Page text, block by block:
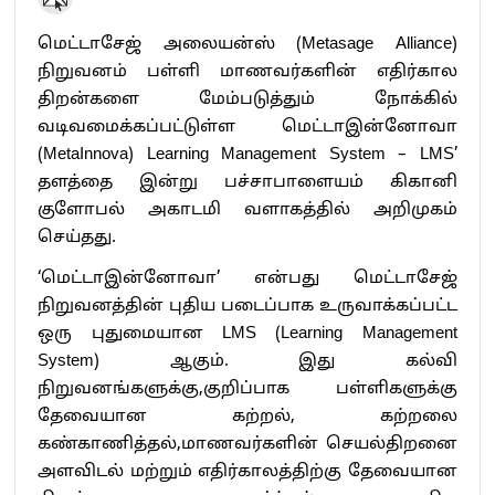
மெட்டாசேஜ் அலையன்ஸ் (Metasage Alliance)
நிறுவனம் பள்ளி மாணவர்களின் எதிர்கால
திறன்களை மேம்படுத்தும் நோக்கில்
வடிவமைக்கப்பட்டுள்ள மெட்டாஇன்னோவா
(MetaInnova) Learning Management System – LMS’
தளத்தை இன்று பச்சாபாளையம் கிகானி
குளோபல் அகாடமி வளாகத்தில் அறிமுகம்
செய்தது.
‘மெட்டாஇன்னோவா’ என்பது மெட்டாசேஜ்
நிறுவனத்தின் புதிய படைப்பாக உருவாக்கப்பட்ட
ஒரு புதுமையான LMS (Learning Management
System) ஆகும். இது கல்வி
நிறுவனங்களுக்கு,குறிப்பாக பள்ளிகளுக்கு
தேவையான கற்றல், கற்றலை
கண்காணித்தல்,மாணவர்களின் செயல்திறனை
அளவிடல் மற்றும் எதிர்காலத்திற்கு தேவையான